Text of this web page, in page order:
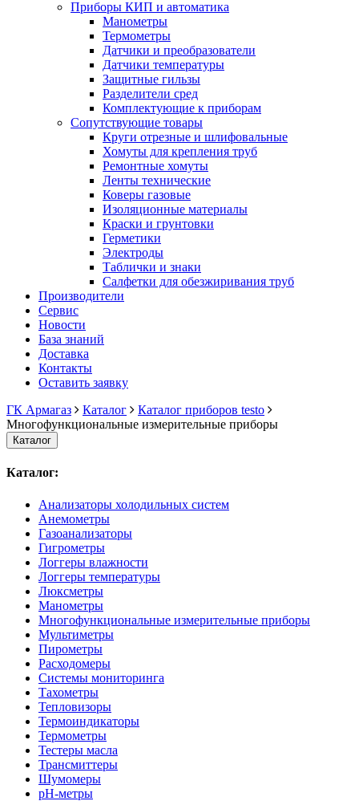
Приборы КИП и автоматика
Манометры
Термометры
Датчики и преобразователи
Датчики температуры
Защитные гильзы
Разделители сред
Комплектующие к приборам
Сопутствующие товары
Круги отрезные и шлифовальные
Хомуты для крепления труб
Ремонтные хомуты
Ленты технические
Коверы газовые
Изоляционные материалы
Краски и грунтовки
Герметики
Электроды
Таблички и знаки
Салфетки для обезжиривания труб
Производители
Сервис
Новости
База знаний
Доставка
Контакты
Оставить заявку
ГК Армагаз
Каталог
Каталог приборов testo
Многофункциональные измерительные приборы
Каталог
Каталог:
Анализаторы холодильных систем
Анемометры
Газоанализаторы
Гигрометры
Логгеры влажности
Логгеры температуры
Люксметры
Манометры
Многофункциональные измерительные приборы
Мультиметры
Пирометры
Расходомеры
Системы мониторинга
Тахометры
Тепловизоры
Термоиндикаторы
Термометры
Тестеры масла
Трансмиттеры
Шумомеры
pH-метры